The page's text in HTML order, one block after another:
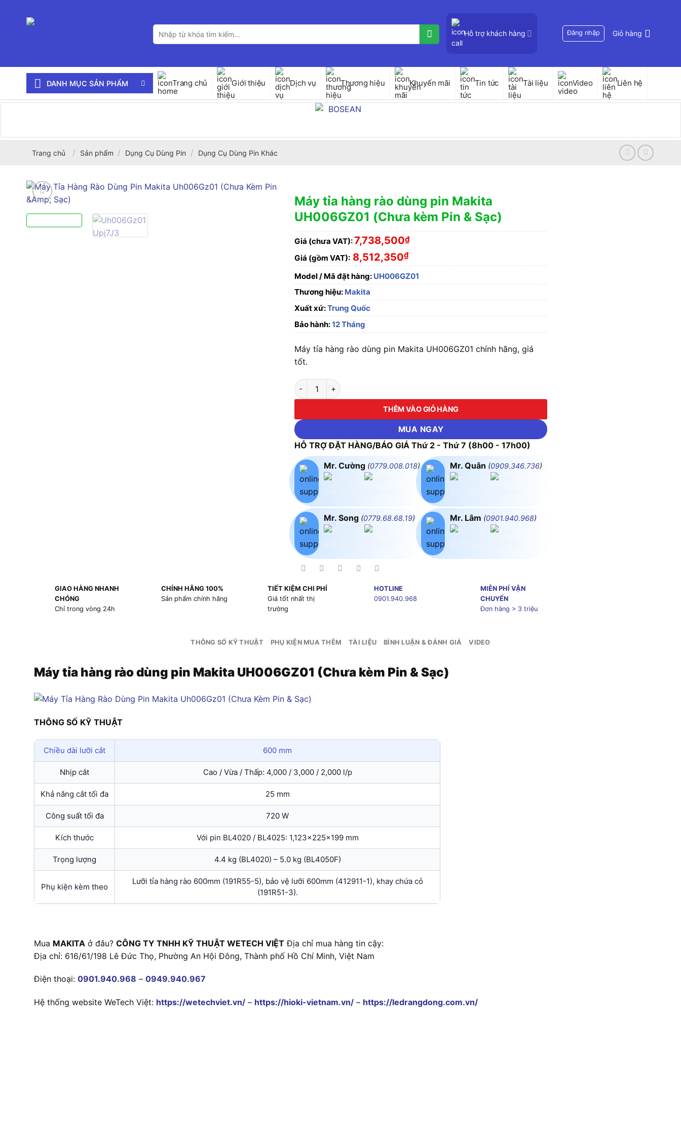
Tìm
kiếm:
Hỗ trợ khách hàng Đăng nhập Giỏ hàng
DANH MỤC SẢN PHẨM Trang chủ Giới thiệu Dịch vụ Thương hiệu Khuyến mãi Tin tức Tài liệu Video Liên hệ
Trang chủ / Sản phẩm / Dụng Cụ Dùng Pin / Dụng Cụ Dùng Pin Khác
Máy tỉa hàng rào dùng pin Makita
UH006GZ01 (Chưa kèm Pin & Sạc)
Giá (chưa VAT):7,738,500₫
Giá (gồm VAT): 8,512,350₫
Model / Mã đặt hàng: UH006GZ01
Thương hiệu: Makita
Xuất xứ:Trung Quốc
Bảo hành:12 Tháng
Máy tỉa hàng rào dùng pin Makita UH006GZ01 chính hãng, giá
tốt.
Máy tỉa hàng rào dùng pin Makita UH006GZ01 (Chưa kèm Pin & Sạc) số lượng
THÊM VÀO GIỎ HÀNG
MUA NGAY
HỖ TRỢ ĐẶT HÀNG/BÁO GIÁ Thứ 2 - Thứ 7 (8h00 - 17h00)
Mr. Cường (0779.008.018)
Mr. Song (0779.68.68.19)
Mr. Quân (0909.346.736)
Mr. Lâm (0901.940.968)
GIAO HÀNG NHANH
CHÓNG
Chỉ trong vòng 24h
CHÍNH HÃNG 100%
Sản phẩm chính hãng
TIẾT KIỆM CHI PHÍ
Giá tốt nhất thị
trường
HOTLINE
0901.940.968
MIỄN PHÍ VẬN
CHUYỂN
Đơn hàng > 3 triệu
THÔNG SỐ KỸ THUẬT PHỤ KIỆN MUA THÊM TÀI LIỆU BÌNH LUẬN & ĐÁNH GIÁ VIDEO
Máy tỉa hàng rào dùng pin Makita UH006GZ01 (Chưa kèm Pin & Sạc)
THÔNG SỐ KỸ THUẬT
Chiều dài lưỡi cắt 600 mm
Nhịp cắt Cao / Vừa / Thấp: 4,000 / 3,000 / 2,000 l/p
Khả năng cắt tối đa 25 mm
Công suất tối đa 720 W
Kích thước Với pin BL4020 / BL4025: 1,123x225x199 mm
Trọng lượng 4.4 kg (BL4020) – 5.0 kg (BL4050F)
Phụ kiện kèm theo
Lưỡi tỉa hàng rào 600mm (191R55-5), bảo vệ lưỡi 600mm (412911-1), khay chứa cỏ
(191R51-3).
Mua MAKITA ở đâu? CÔNG TY TNHH KỸ THUẬT WETECH VIỆT Địa chỉ mua hàng tin cậy:
Địa chỉ: 616/61/198 Lê Đức Thọ, Phường An Hội Đông, Thành phố Hồ Chí Minh, Việt Nam
Điện thoại: 0901.940.968 – 0949.940.967
Hệ thống website WeTech Việt: https://wetechviet.vn/ – https://hioki-vietnam.vn/ – https://ledrangdong.com.vn/